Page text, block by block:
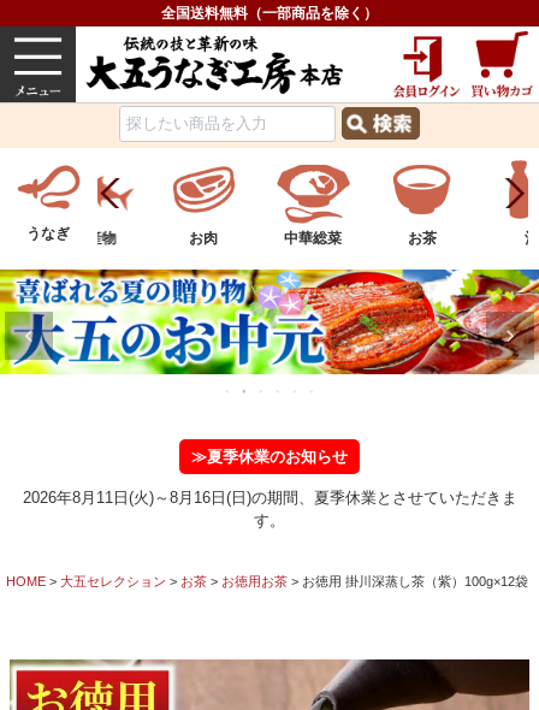
全国送料無料（一部商品を除く）
うなぎ 内祝い グルメ
うなぎ 水産物 お肉 中華総菜 お茶 酒
≫夏季休業のお知らせ
2026年8月11日(火)～8月16日(日)の期間、夏季休業とさせていただきま
す。
HOME 大五セレクション お茶 お徳用お茶 お徳用 掛川深蒸し茶（紫）100g×12袋